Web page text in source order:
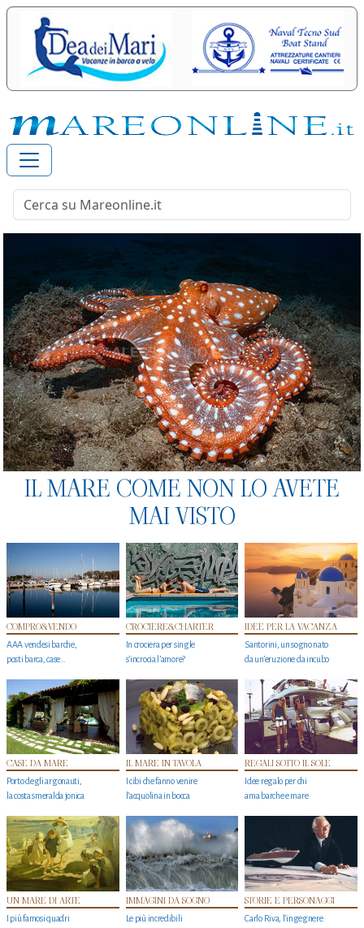
IL MARE COME NON LO AVETE
MAI VISTO
COMPRO&VENDO
AAA vendesi barche,
posti barca, case…
CROCIERE&CHARTER
In crociera per single
s'incrocia l’amore?
IDEE PER LA VACANZA
Santorini, un sogno nato
da un’eruzione da incubo
CASE DA MARE
Porto degli argonauti,
la costa smeralda jonica
IL MARE IN TAVOLA
I cibi che fanno venire
l’acquolina in bocca
REGALI SOTTO IL SOLE
Idee regalo per chi
ama barche e mare
UN MARE DI ARTE
I più famosi quadri
IMMAGINI DA SOGNO
Le più incredibili
STORIE E PERSONAGGI
Carlo Riva, l’ingegnere